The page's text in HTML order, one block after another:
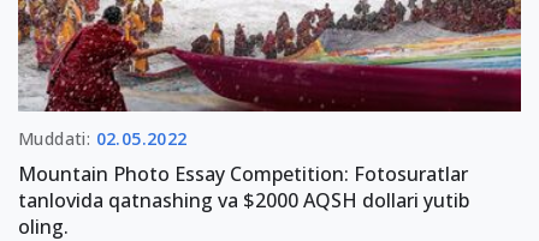
Muddati: 02.05.2022
Mountain Photo Essay Competition: Fotosuratlar
tanlovida qatnashing va $2000 AQSH dollari yutib
oling.